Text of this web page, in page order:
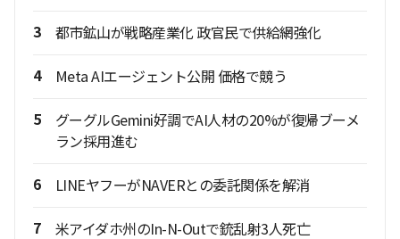
3 都市鉱山が戦略産業化 政官民で供給網強化
4 Meta AIエージェント公開 価格で競う
5
グーグルGemini好調でAI人材の20%が復帰ブーメ
ラン採用進む
6 LINEヤフーがNAVERとの委託関係を解消
7 米アイダホ州のIn-N-Outで銃乱射3人死亡